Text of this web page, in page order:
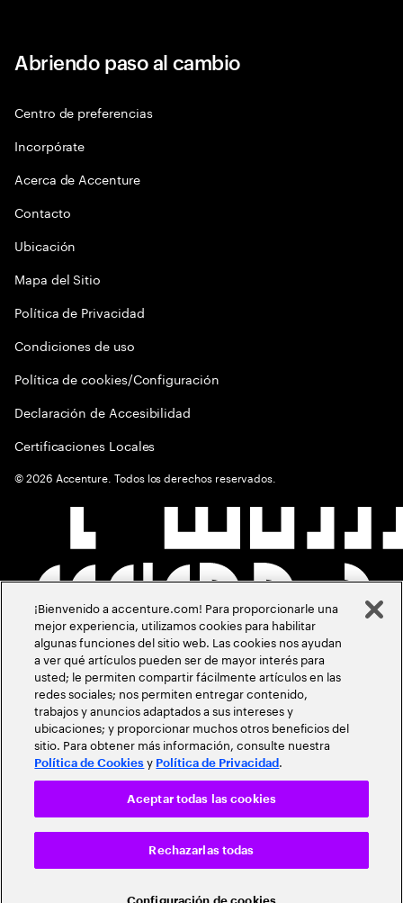
Abriendo paso al cambio
Centro de preferencias
Incorpórate
Acerca de Accenture
Contacto
Ubicación
Mapa del Sitio
Política de Privacidad
Condiciones de uso
Política de cookies/Configuración
Declaración de Accesibilidad
Certificaciones Locales
©2026 Accenture. Todos los derechos reservados.
¡Bienvenido a accenture.com! Para proporcionarle una
mejor experiencia, utilizamos cookies para habilitar
algunas funciones del sitio web. Las cookies nos ayudan
a ver qué artículos pueden ser de mayor interés para
usted; le permiten compartir fácilmente artículos en las
redes sociales; nos permiten entregar contenido,
trabajos y anuncios adaptados a sus intereses y
ubicaciones; y proporcionar muchos otros beneficios del
sitio. Para obtener más información, consulte nuestra
Política de Cookies y Política de Privacidad .
Rechazarlas todas
Aceptar todas las cookies